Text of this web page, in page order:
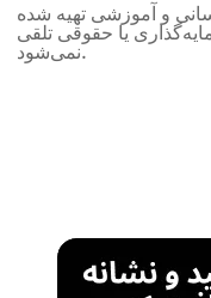
و آموزشی تهیه شده
یا حقوقی تلقی
نمی‌شود.